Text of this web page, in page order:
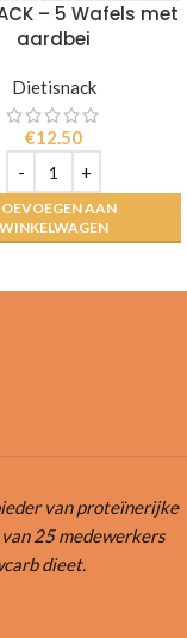
– 5 Wafels met
aardbei
Dietisnack
€12.50
AAN
WINKELWAGEN
van proteïnerijke
25 medewerkers
dieet.